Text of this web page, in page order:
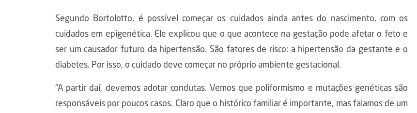
Segundo Bortolotto, é possível começar os cuidados ainda antes do nascimento, com os
cuidados em epigenética. Ele explicou que o que acontece na gestação pode afetar o feto e
ser um causador futuro da hipertensão. São fatores de risco: a hipertensão da gestante e o
diabetes. Por isso, o cuidado deve começar no próprio ambiente gestacional.
“A partir daí, devemos adotar condutas. Vemos que poliformismo e mutações genéticas são
responsáveis por poucos casos. Claro que o histórico familiar é importante, mas falamos de um